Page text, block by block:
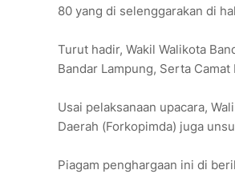
80 yang di selenggarakan di
Turut hadir, Wakil Walikota
Bandar Lampung, Serta
Usai pelaksanaan upacara,
Daerah (Forkopimda) juga
Piagam penghargaan ini di